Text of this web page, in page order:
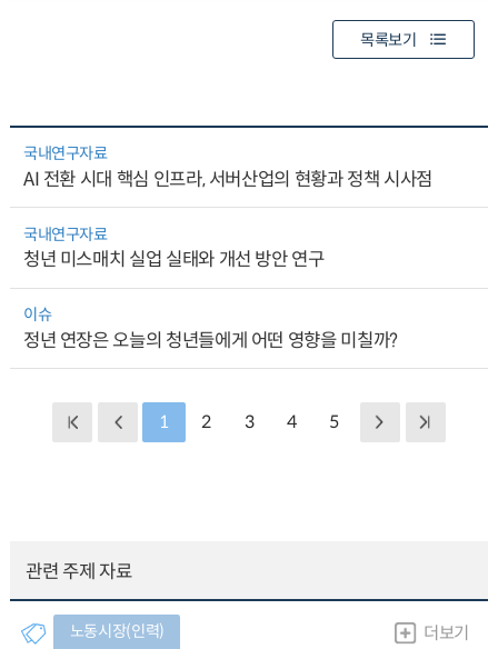
목록보기
국내연구자료
AI 전환 시대 핵심 인프라, 서버산업의 현황과 정책 시사점
국내연구자료
청년 미스매치 실업 실태와 개선 방안 연구
이슈
정년 연장은 오늘의 청년들에게 어떤 영향을 미칠까?
1 2 3 4 5
관련 주제 자료
노동시장(인력) 더보기